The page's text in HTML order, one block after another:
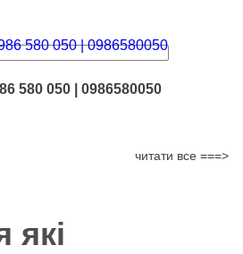
580 050 | 0986580050
читати все ===>
які